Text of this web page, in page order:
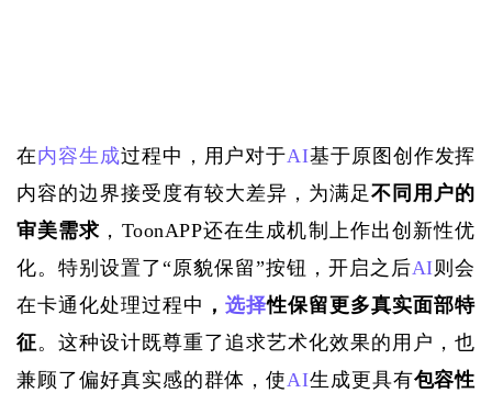
在内容生成过程中，用户对于AI基于原图创作发挥
内容的边界接受度有较大差异，为满足不同用户的
审美需求 ， ToonAPP还在生成机制上作出创新性优
化。特别设置了“原貌保留”按钮，开启之后AI则会
在卡通化处理过程中 ，选择性保留更多真实面部特
征。这种设计既尊重了追求艺术化效果的用户，也
兼顾了偏好真实感的群体，使AI生成更具有包容性